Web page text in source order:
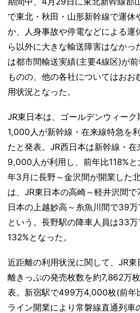
で東北・秋田・山形新幹線で運休
か、人身事故や停電などによる運
ら以外に大きな輸送障害はなかっ
は都市間輸送実績(主要4線区)が
ものの、他の各社についてはおお
用状況となった。
JR東日本は、ゴールデンウィー
1,000人が新幹線・在来線特急を
たと発表。JR西日本は新幹線・
9,000人が利用し、前年比118%
年3月に長野～金沢間が開業した
は、JR東日本の高崎～軽井沢間
日本の上越妙高～糸魚川間で39
という。長野駅の降車人員は33
132%となった。
近距離の利用状況に関して、JR
離きっぷの発売枚数を約7,862万
表。新宿駅で499万4,000枚(前年
ライン開業により常磐線直通列車